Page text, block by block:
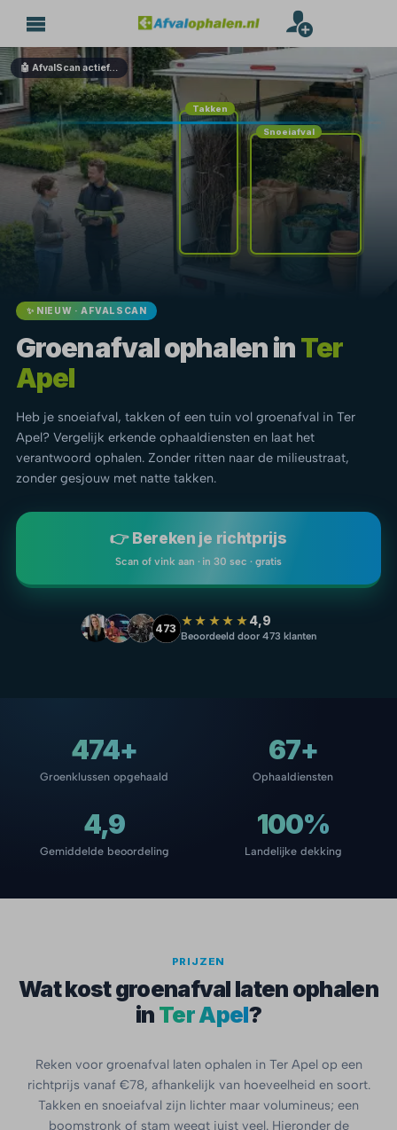
🤖 AfvalScan actief…
Takken
Snoeiafval
✨ NIEUW · AFVALSCAN
Groenafval ophalen inTer
Apel
Heb je snoeiafval, takken of een tuin vol groenafval in Ter
Apel? Vergelijk erkende ophaaldiensten en laat het
verantwoord ophalen. Zonder ritten naar de milieustraat,
zonder gesjouw met natte takken.
👉 Bereken je richtprijs
Scan of vink aan · in 30 sec · gratis
473 ★★★★★4,9
Beoordeeld door 473 klanten
474+
Groenklussen opgehaald
67+
Ophaaldiensten
4,9
Gemiddelde beoordeling
100%
Landelijke dekking
PRIJZEN
Wat kost groenafval laten ophalen
in Ter Apel?
Reken voor groenafval laten ophalen in Ter Apel op een
richtprijs vanaf €78, afhankelijk van hoeveelheid en soort.
Takken en snoeiafval zijn lichter maar volumineus; een
boomstronk of stam weegt juist veel. Hieronder de